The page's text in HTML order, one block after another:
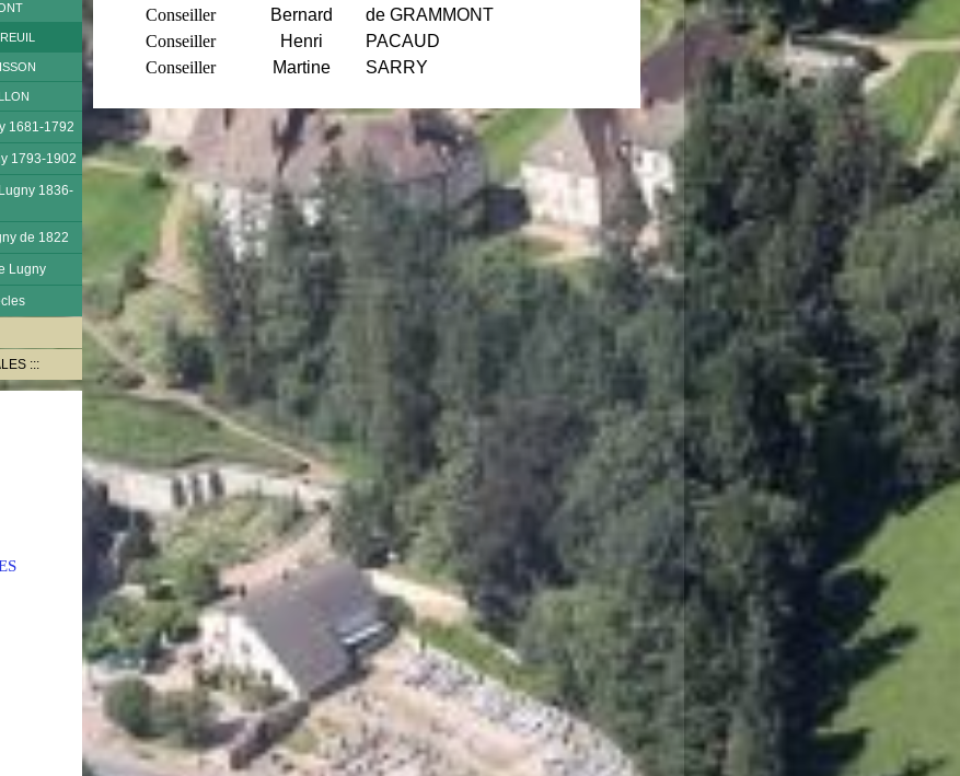
1681-1792
1793-1902
1836-
de 1822
Lugny
Conseiller
Bernard
de GRAMMONT
Conseiller
Henri
PACAUD
Conseiller
Martine SARRY